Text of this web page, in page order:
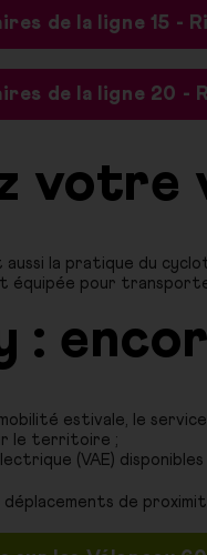
de la ligne 15 -
de la ligne 20 -
votre
aussi la pratique du
équipée pour
:
estivale, le
le territoire ;
(VAE)
déplacements de